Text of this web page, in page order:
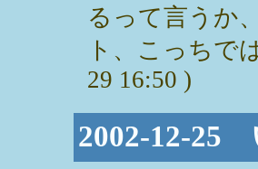
るって言うか
ト、こっちで
29 16:50 )
2002-12-25